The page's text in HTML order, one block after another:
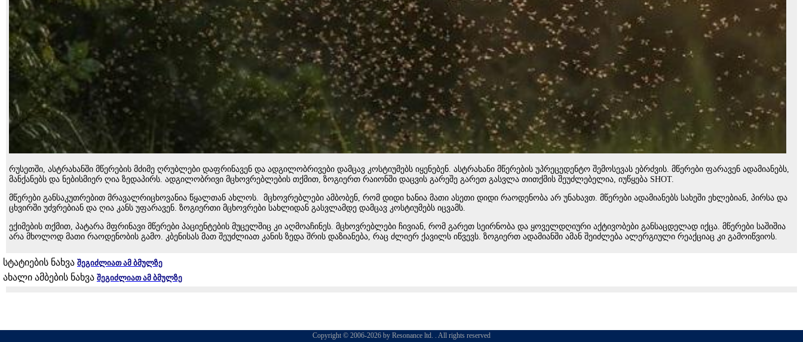
რუსეთში, ასტრახანში მწერების მძიმე ღრუბლები დაფრინავენ და ადგილობრივები დამცავ კოსტიუმებს იყენებენ. ასტრახანი მწერების უპრეცედენტო შემოსევას ებრძვის. მწერები ფარავენ ადამიანებს,
მანქანებს და ნებისმიერ ღია ზედაპირს. ადგილობრივი მცხოვრებლების თქმით, ზოგიერთ რაიონში დაცვის გარეშე გარეთ გასვლა თითქმის შეუძლებელია, იუწყება SHOT.
მწერები განსაკუთრებით მრავალრიცხოვანია წყალთან ახლოს. მცხოვრებლები ამბობენ, რომ დიდი ხანია მათი ასეთი დიდი რაოდენობა არ უნახავთ. მწერები ადამიანებს სახეში ეხლებიან, პირსა და
ცხვირში უძვრებიან და ღია კანს უფარავენ. ზოგიერთი მცხოვრები სახლიდან გასვლამდე დამცავ კოსტიუმებს იცვამს.
ექიმების თქმით, პატარა მფრინავი მწერები პაციენტების მუცელშიც კი აღმოაჩინეს. მცხოვრებლები ჩივიან, რომ გარეთ სეირნობა და ყოველდღიური აქტივობები განსაცდელად იქცა. მწერები საშიშია
არა მხოლოდ მათი რაოდენობის გამო. კბენისას მათ შეუძლიათ კანის ზედა შრის დაზიანება, რაც ძლიერ ქავილს იწვევს. ზოგიერთ ადამიანში ამან შეიძლება ალერგიული რეაქციაც კი გამოიწვიოს.
სტატიების ნახვა შეგიძლიათ ამ ბმულზე
ახალი ამბების ნახვა შეგიძლიათ ამ ბმულზე
Copyright © 2006-2026 by Resonance ltd. . All rights reserved